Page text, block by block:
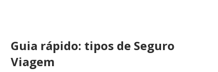
Guia rápido: tipos de Seguro
Viagem